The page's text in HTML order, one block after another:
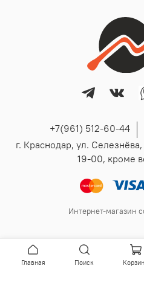
+7(961) 512-60-44
г. Краснодар, ул.
19-00, кроме
Интернет-магазин
Главная Поиск